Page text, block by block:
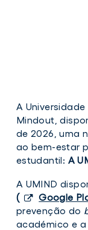
A
Mindout,
de 2026, uma
ao bem-estar
estudantil: A
A UMIND
(
Google
prevenção do
académico e